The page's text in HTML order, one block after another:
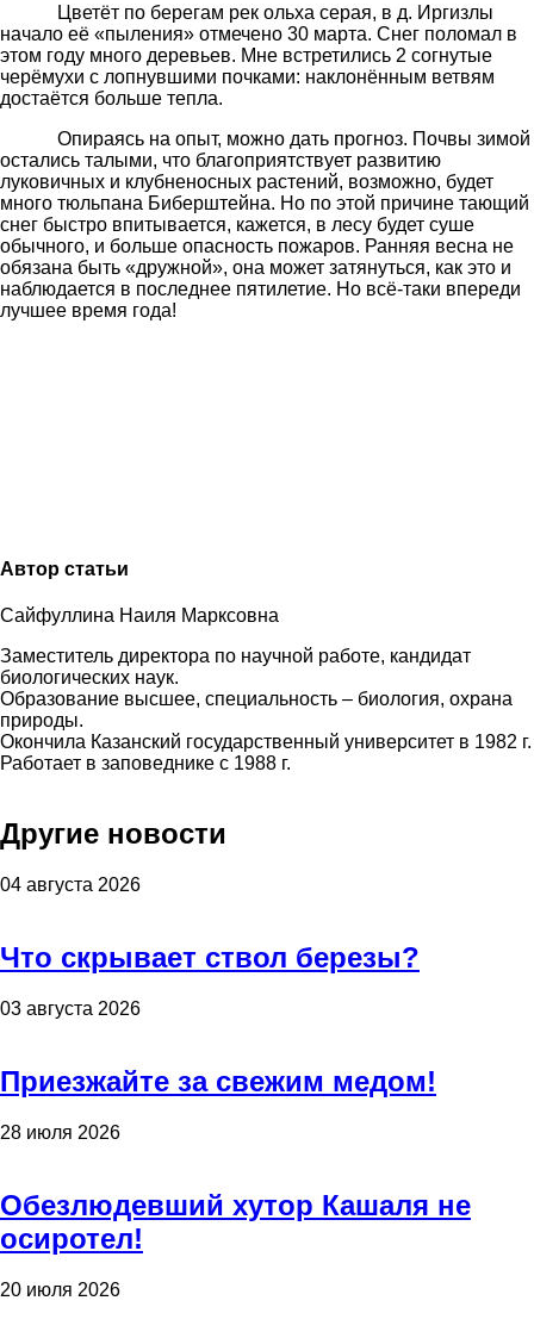
Цветёт по берегам рек ольха серая, в д. Иргизлы
начало её «пыления» отмечено 30 марта. Снег поломал в
этом году много деревьев. Мне встретились 2 согнутые
черёмухи с лопнувшими почками: наклонённым ветвям
достаётся больше тепла.
Опираясь на опыт, можно дать прогноз. Почвы зимой
остались талыми, что благоприятствует развитию
луковичных и клубненосных растений, возможно, будет
много тюльпана Биберштейна. Но по этой причине тающий
снег быстро впитывается, кажется, в лесу будет суше
обычного, и больше опасность пожаров. Ранняя весна не
обязана быть «дружной», она может затянуться, как это и
наблюдается в последнее пятилетие. Но всё-таки впереди
лучшее время года!
Автор статьи
Сайфуллина Наиля Марксовна
Заместитель директора по научной работе, кандидат
биологических наук.
Образование высшее, специальность – биология, охрана
природы.
Окончила Казанский государственный университет в 1982 г.
Работает в заповеднике с 1988 г.
Другие новости
04 августа 2026
Что скрывает ствол березы?
03 августа 2026
Приезжайте за свежим медом!
28 июля 2026
Обезлюдевший хутор Кашаля не
осиротел!
20 июля 2026